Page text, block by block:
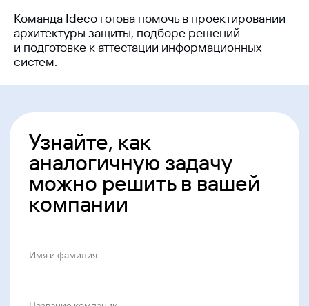
Команда Ideco готова помочь в проектировании
архитектуры защиты, подборе решений
и подготовке к аттестации информационных
систем.